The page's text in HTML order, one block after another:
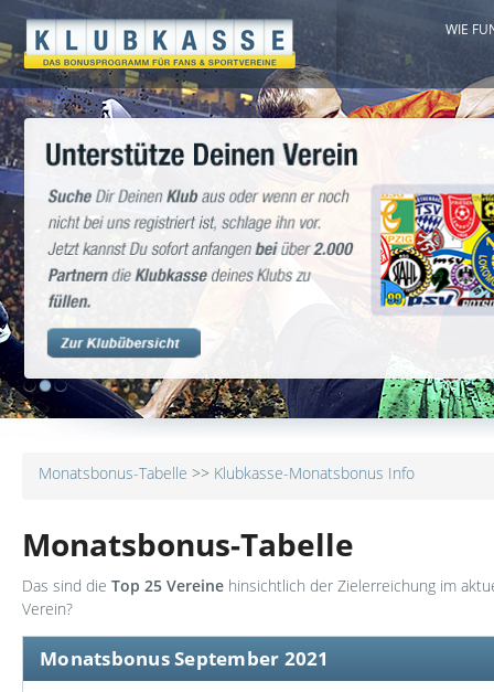
WIE
1
Monatsbonus-Tabelle >> Klubkasse-Monatsbonus Info
Monatsbonus-Tabelle
Das sind die Top 25 Vereine hinsichtlich der Zielerreichung im
Verein?
Monatsbonus September 2021